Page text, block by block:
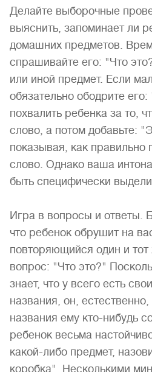
Делайте выборочные
выяснить, запоминает ли
домашних предметов.
спрашивайте его: "Что
или иной предмет. Если
обязательно ободрите
похвалить ребенка за то,
слово, а потом добавьте:
показывая, как правильно
слово. Однако ваша
быть специфически
Игра в вопросы и ответы.
что ребенок обрушит на
повторяющийся один и
вопрос: "Что это?"
знает, что у всего есть
названия, он, естественно,
названия ему кто-нибудь
ребенок весьма
какой-либо предмет,
коробка". Несколькими